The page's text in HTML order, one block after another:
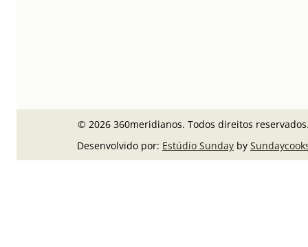
© 2026 360meridianos. Todos direitos
Desenvolvido por: Estúdio Sunday by